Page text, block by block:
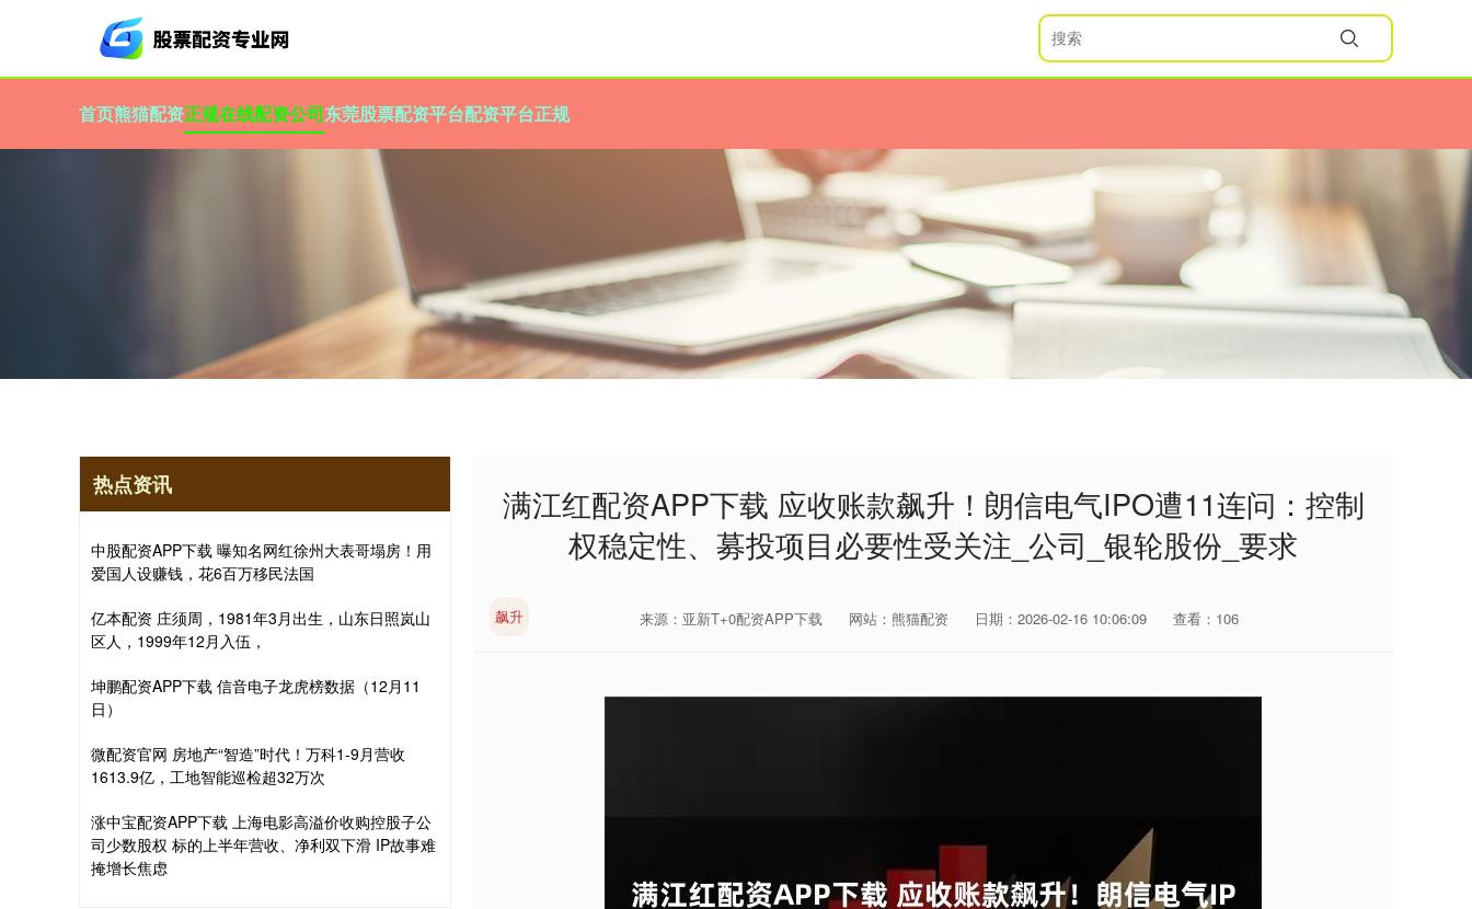
首页熊猫配资正规在线配资公司东莞股票配资平台配资平台正规
满江红配资APP下载 应收账款飙升！朗信电气IPO遭11连问：控制
权稳定性、募投项目必要性受关注_公司_银轮股份_要求
飙升 来源：亚新T+0配资APP下载 网站：熊猫配资 日期：2026-02-16 10:06:09 查看：106
热点资讯
中股配资APP下载 曝知名网红徐州大表哥塌房！用
爱国人设赚钱，花6百万移民法国
亿本配资 庄须周，1981年3月出生，山东日照岚山
区人，1999年12月入伍，
坤鹏配资APP下载 信音电子龙虎榜数据（12月11
日）
微配资官网 房地产“智造”时代！万科1-9月营收
1613.9亿，工地智能巡检超32万次
涨中宝配资APP下载 上海电影高溢价收购控股子公
司少数股权 标的上半年营收、净利双下滑 IP故事难
掩增长焦虑